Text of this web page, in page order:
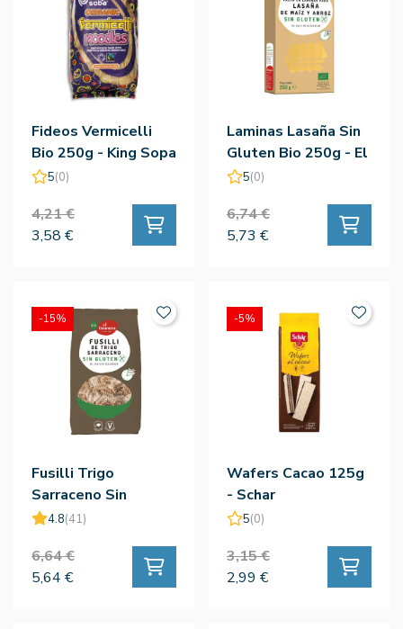
Fideos Vermicelli
Bio 250g - King Sopa
5(0)
4,21 €
3,58 €
Laminas Lasaña Sin
Gluten Bio 250g - El
Granero
5(0)
6,74 €
5,73 €
Fusilli Trigo
Sarraceno Sin
Gluten 500g - El
4.8(41)
6,64 €
5,64 €
-15%
Wafers Cacao 125g
- Schar
5(0)
3,15 €
2,99 €
-5%